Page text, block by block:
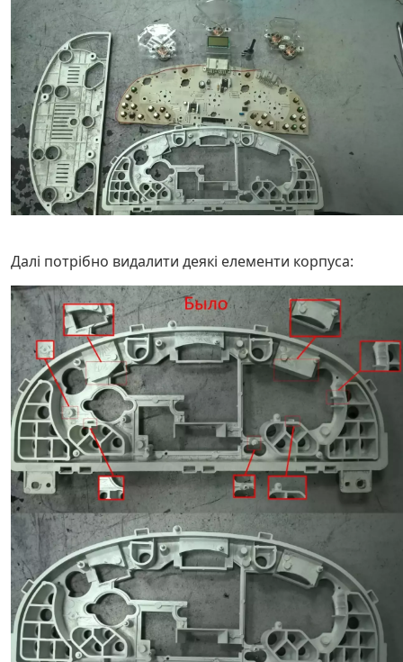
Далі потрібно видалити деякі елементи корпуса: